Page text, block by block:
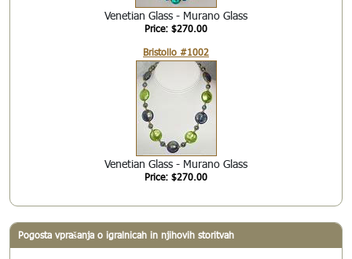
Venetian Glass - Murano Glass
Price: $270.00
Bristollo #1002
Venetian Glass - Murano Glass
Price: $270.00
Pogosta vprašanja o igralnicah in njihovih storitvah